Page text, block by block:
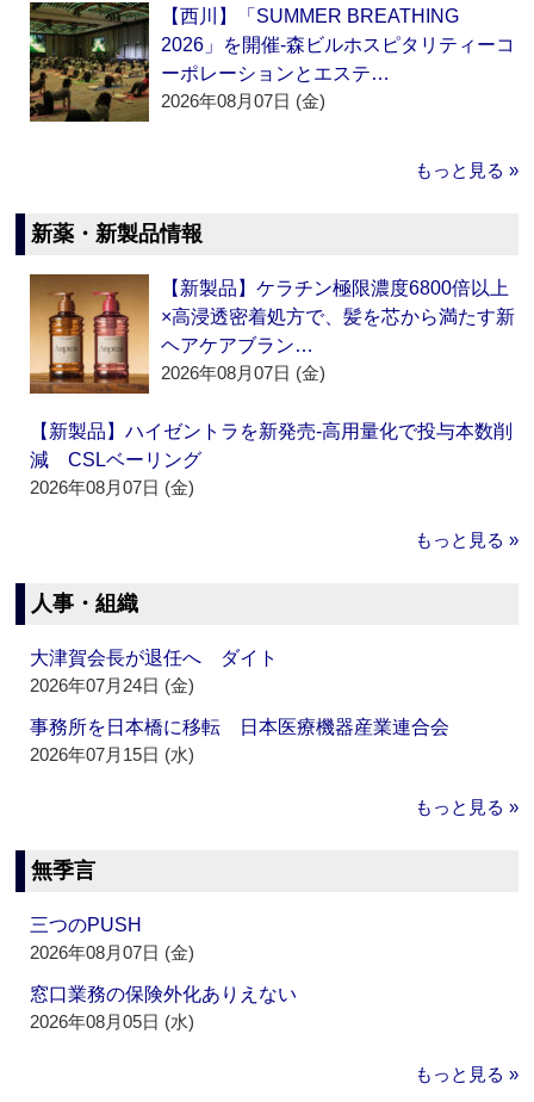
【西川】「SUMMER BREATHING
2026」を開催‐森ビルホスピタリティーコ
ーポレーションとエステ…
2026年08月07日 (金)
もっと見る »
新薬・新製品情報
【新製品】ケラチン極限濃度6800倍以上
×高浸透密着処方で、髪を芯から満たす新
ヘアケアブラン…
2026年08月07日 (金)
【新製品】ハイゼントラを新発売‐高用量化で投与本数削
減 CSLベーリング
2026年08月07日 (金)
もっと見る »
人事・組織
大津賀会長が退任へ ダイト
2026年07月24日 (金)
事務所を日本橋に移転 日本医療機器産業連合会
2026年07月15日 (水)
もっと見る »
無季言
三つのPUSH
2026年08月07日 (金)
窓口業務の保険外化ありえない
2026年08月05日 (水)
もっと見る »